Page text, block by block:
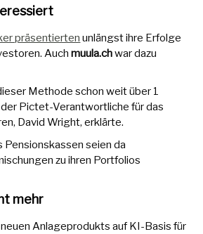
präsentierten unlängst ihre Erfolge
Auchmuula.chwar dazu
Methode schon weit über 1
der Pictet-Verantwortliche für das
David Wright, erklärte.
Pensionskassen seien da
zu ihren Portfolios
mehr
Anlageprodukts auf KI-Basis für